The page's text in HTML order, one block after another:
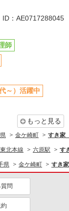
ID：AE0717288045
師
～）活躍中
もっと見る
金ケ崎町 すき家
北本線 六原駅 す
県 金ケ崎町 すき
問